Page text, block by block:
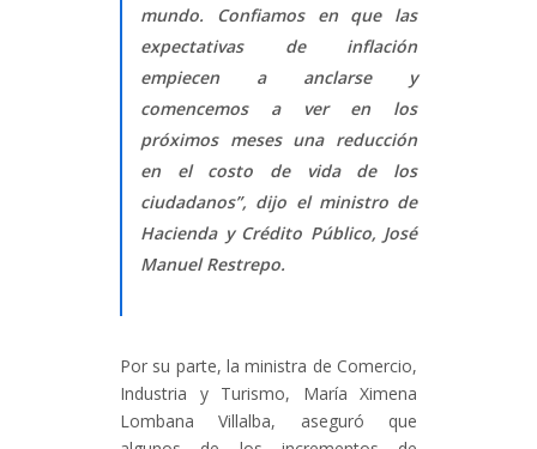
mundo. Confiamos en que las
expectativas de inflación
empiecen a anclarse y
comencemos a ver en los
próximos meses una reducción
en el costo de vida de los
ciudadanos”, dijo el ministro de
Hacienda y Crédito Público, José
Manuel Restrepo.
Por su parte, la ministra de Comercio,
Industria y Turismo, María Ximena
Lombana Villalba, aseguró que